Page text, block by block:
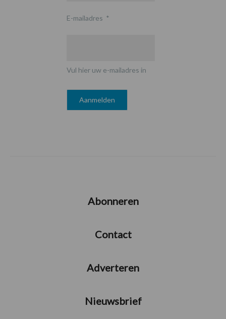
E-mailadres *
Vul hier uw e-mailadres in
Abonneren
Contact
Adverteren
Nieuwsbrief